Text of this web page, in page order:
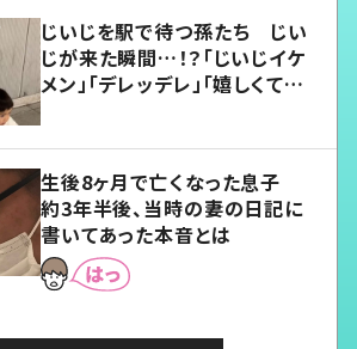
じいじを駅で待つ孫たち じい
じが来た瞬間…！？「じいじイケ
メン」「デレッデレ」「嬉しくて可
生後8ヶ月で亡くなった息子
約3年半後、当時の妻の日記に
書いてあった本音とは